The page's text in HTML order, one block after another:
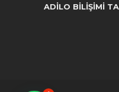
ADILO BILIŞIMI